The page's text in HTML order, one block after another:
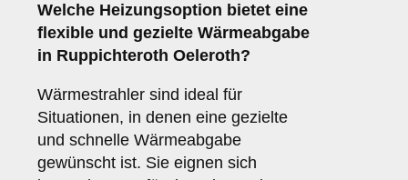
Welche Heizungsoption bietet eine
flexible und gezielte Wärmeabgabe
in Ruppichteroth Oeleroth?
Wärmestrahler sind ideal für
Situationen, in denen eine gezielte
und schnelle Wärmeabgabe
gewünscht ist. Sie eignen sich